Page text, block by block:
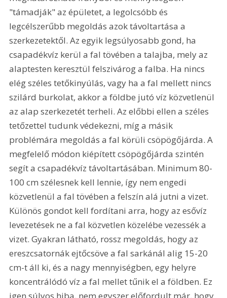
"támadják" az épületet, a legolcsóbb és
legcélszerűbb megoldás azok távoltartása a
szerkezetektől. Az egyik legsúlyosabb gond, ha
csapadékvíz kerül a fal tövében a talajba, mely az
alaptesten keresztül felszivárog a falba. Ha nincs
elég széles tetőkinyúlás, vagy ha a fal mellett nincs
szilárd burkolat, akkor a földbe jutó víz közvetlenül
az alap szerkezetét terheli. Az előbbi ellen a széles
tetőzettel tudunk védekezni, míg a másik
problémára megoldás a fal körüli csöpögőjárda. A
megfelelő módon kiépített csöpögőjárda szintén
segít a csapadékvíz távoltartásában. Minimum 80-
100 cm szélesnek kell lennie, így nem engedi
közvetlenül a fal tövében a felszín alá jutni a vizet.
Különös gondot kell fordítani arra, hogy az esővíz
levezetések ne a fal közvetlen közelébe vezessék a
vizet. Gyakran látható, rossz megoldás, hogy az
ereszcsatornák ejtőcsöve a fal sarkánál alig 15-20
cm-t áll ki, és a nagy mennyiségben, egy helyre
koncentrálódó víz a fal mellet tűnik el a földben. Ez